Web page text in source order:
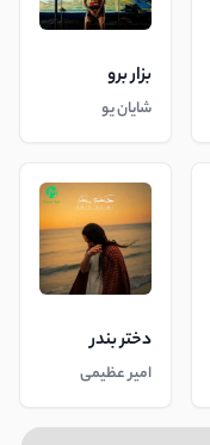
بزار برو
شایان یو
دختر بندر
امیر عظیمی